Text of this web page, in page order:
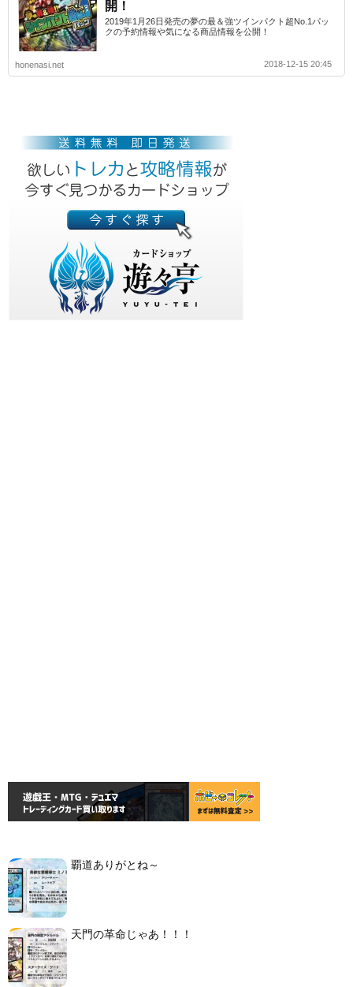
開！
2019年1月26日発売の夢の最＆強ツインパクト超No.1パッ
クの予約情報や気になる商品情報を公開！
honenasi.net 2018-12-15 20:45
覇道ありがとね～
天門の革命じゃあ！！！